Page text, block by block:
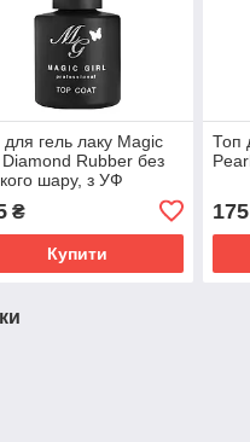
гель лаку Magic
Rubber без
шару, з УФ
₴
Купити
Топ
175